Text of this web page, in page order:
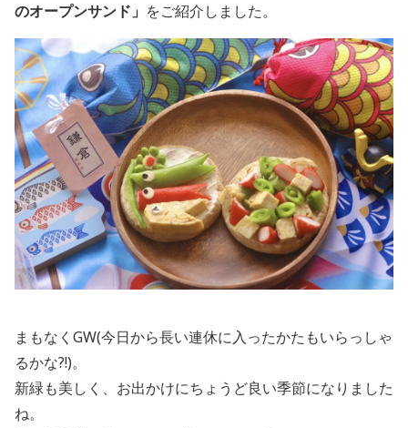
のオープンサンド」 をご紹介しました。
まもなくGW(今日から長い連休に入ったかたもいらっしゃ
るかな?!)。
新緑も美しく、お出かけにちょうど良い季節になりました
ね。